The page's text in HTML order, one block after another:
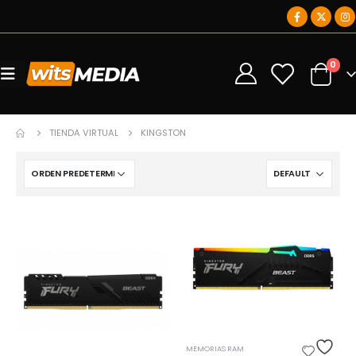
0 0
TIENDA VIRTUAL KINGSTON
MEMORIAS RAM